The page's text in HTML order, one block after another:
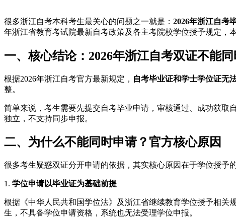
很多浙江自考本科考生最关心的问题之一就是： 2026年浙江自考
年浙江省教育考试院最新自考政策及各主考院校学位授予规定，
一、核心结论：2026年浙江自考双证不能
根据2026年浙江自考官方最新规定， 自考毕业证和学士学位证无
整。
简单来说，考生需要先提交自考毕业申请，审核通过、成功获
独立，不支持同步申报。
二、为什么不能同时申请？官方核心原因
很多考生疑惑双证分开申请的依据，其实核心原因在于学位授予
1. 学位申请以毕业证为基础前提
根据《中华人民共和国学位法》及浙江省继续教育学位授予相关
生，不具备学位申请资格，系统也无法受理学位申报。